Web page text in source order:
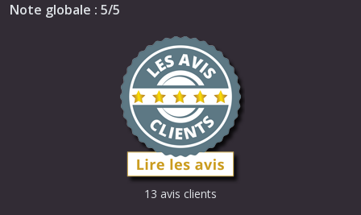
Note globale : 5/5
13 avis clients